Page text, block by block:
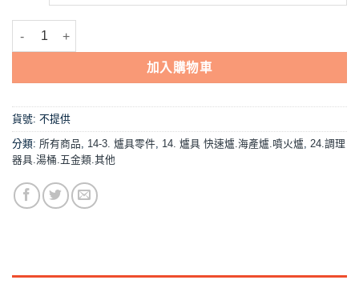
【零件,黑色旋鈕開關(瓦斯爐零件)】適合5A/5B/噴火爐黑色開關 數量
加入購物車
貨號: 不提供
分類: 所有商品, 14-3. 爐具零件, 14. 爐具 快速爐.海產爐.噴火爐, 24.調理
器具.湯桶.五金類.其他